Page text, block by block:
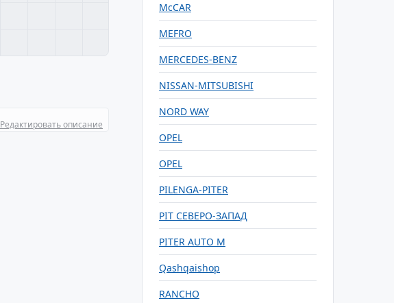
Редактировать описание
McCAR
MEFRO
MERCEDES-BENZ
NISSAN-MITSUBISHI
NORD WAY
OPEL
OPEL
PILENGA-PITER
PIT СЕВЕРО-ЗАПАД
PITER AUTO M
Qashqaishop
RANCHO